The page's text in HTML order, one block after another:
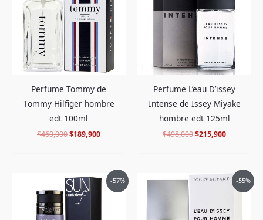
Perfume Tommy de
Tommy Hilfiger hombre
edt 100ml
$460,000
$460,000.
$189,900
$189,900.
Perfume L’eau D’issey
Intense de Issey Miyake
hombre edt 125ml
$498,000$215,900
-57%
El
precio
original
era:
El
precio
actual
-55%
El
$584,000.
El
precio
actual
$259,900.